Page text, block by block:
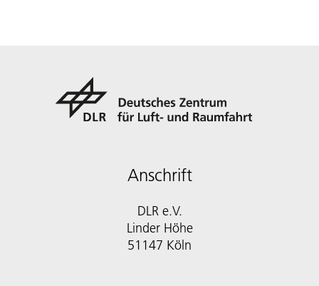
Anschrift
DLR e.V.
Linder Höhe
51147 Köln